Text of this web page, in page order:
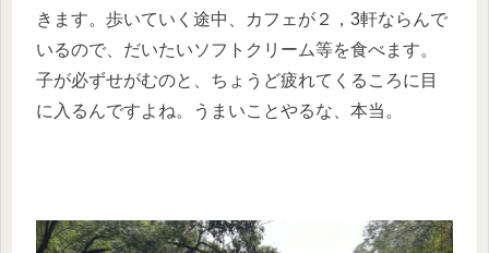
きます。歩いていく途中、カフェが２，3軒ならんで
いるので、だいたいソフトクリーム等を食べます。
子が必ずせがむのと、ちょうど疲れてくるころに目
に入るんですよね。うまいことやるな、本当。